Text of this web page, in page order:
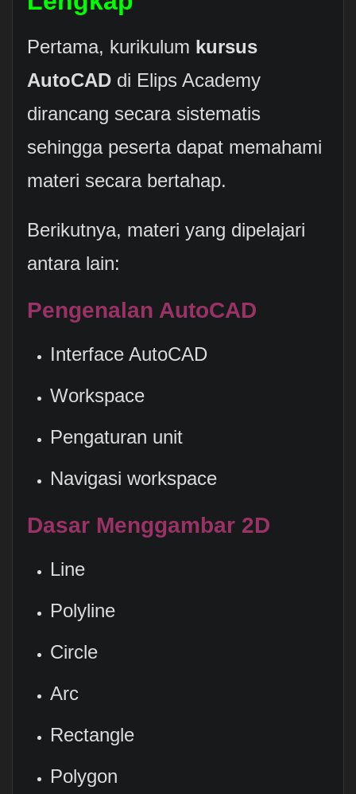
Pertama, kurikulum kursus
AutoCAD di Elips Academy
dirancang secara sistematis
sehingga peserta dapat memahami
materi secara bertahap.
Berikutnya, materi yang dipelajari
antara lain:
Pengenalan AutoCAD
Interface AutoCAD
Workspace
Pengaturan unit
Navigasi workspace
Dasar Menggambar 2D
Line
Polyline
Circle
Arc
Rectangle
Polygon